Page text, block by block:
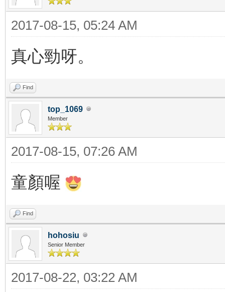
2017-08-15, 05:24 AM
真心勁呀。
Find
top_1069
Member
2017-08-15, 07:26 AM
童顏喔
Find
hohosiu
Senior Member
2017-08-22, 03:22 AM